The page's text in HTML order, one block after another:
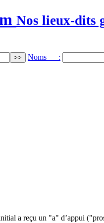
Nos lieux-dits
Noms :
a reçu un "a" d’appui